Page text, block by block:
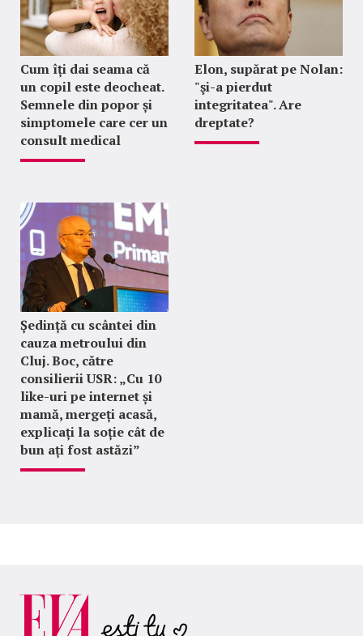
Cum îți dai seama că
un copil este deocheat.
Semnele din popor și
simptomele care cer un
consult medical
Elon, supărat pe Nolan:
"şi-a pierdut
integritatea". Are
dreptate?
Ședință cu scântei din
cauza metroului din
Cluj. Boc, către
consilierii USR: „Cu 10
like-uri pe internet și
mamă, mergeți acasă,
explicați la soție cât de
bun ați fost astăzi”